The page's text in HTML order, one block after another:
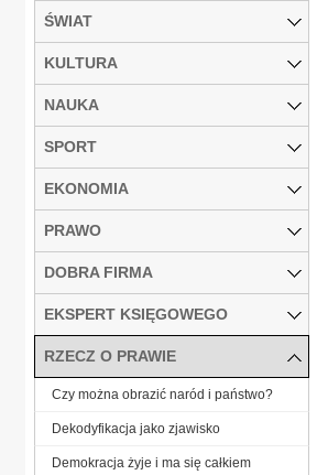
ŚWIAT
KULTURA
NAUKA
SPORT
EKONOMIA
PRAWO
DOBRA FIRMA
EKSPERT KSIĘGOWEGO
RZECZ O PRAWIE
Czy można obrazić naród i państwo?
Dekodyfikacja jako zjawisko
Demokracja żyje i ma się całkiem